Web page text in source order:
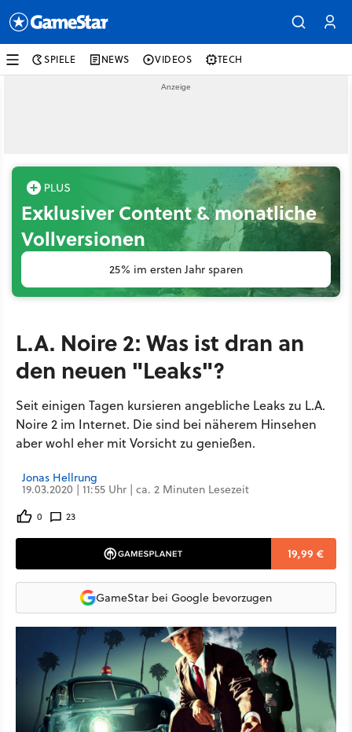
SPIELE NEWS VIDEOS TECH
Exklusiver Content & monatliche
Vollversionen
25% im ersten Jahr sparen
L.A. Noire 2: Was ist dran an
den neuen "Leaks"?
Seit einigen Tagen kursieren angebliche Leaks zu L.A.
Noire 2 im Internet. Die sind bei näherem Hinsehen
aber wohl eher mit Vorsicht zu genießen.
Jonas Hellrung
19.03.2020 | 11:55 Uhr | ca. 2 Minuten Lesezeit
0 23
19,99 €
GameStar bei Google bevorzugen